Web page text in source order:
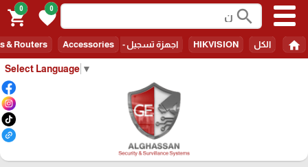
Select Language ▼
search
0
favorite
0
shopping_cart
home الكل HIKVISION اجهزة تسجيل - Recorders & Routers Accessories